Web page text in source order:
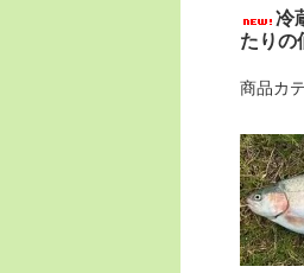
冷
たりの
商品カ